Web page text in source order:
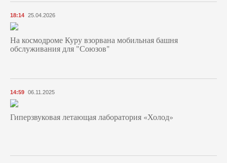
18:14 25.04.2026
На космодроме Куру взорвана мобильная башня
обслуживания для "Союзов"
14:59 06.11.2025
Гиперзвуковая летающая лаборатория «Холод»